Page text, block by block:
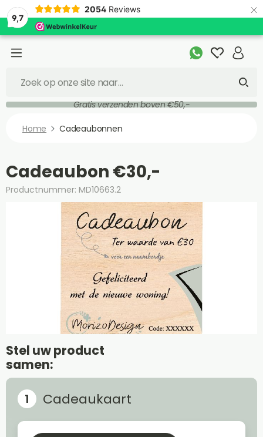
9,7
2054 Reviews ×
Gratis verzenden boven €50,-
Home Cadeaubonnen
Cadeaubon €30,-
Productnummer: MD10663.2
Stel uw product
samen:
Cadeaukaart